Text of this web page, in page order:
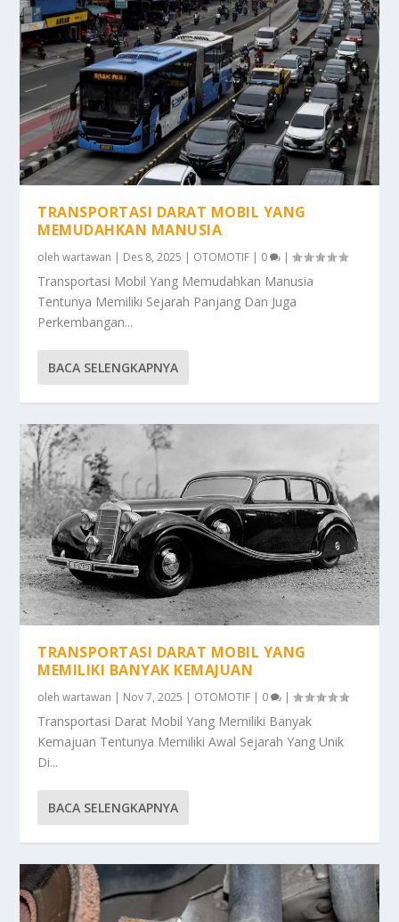
TRANSPORTASI DARAT MOBIL YANG
MEMUDAHKAN MANUSIA
olehwartawan | Des 8, 2025 | OTOMOTIF | 0 |
Transportasi Mobil Yang Memudahkan Manusia
Tentunya Memiliki Sejarah Panjang Dan Juga
Perkembangan...
BACA SELENGKAPNYA
TRANSPORTASI DARAT MOBIL YANG
MEMILIKI BANYAK KEMAJUAN
olehwartawan | Nov 7, 2025 | OTOMOTIF | 0 |
Transportasi Darat Mobil Yang Memiliki Banyak
Kemajuan Tentunya Memiliki Awal Sejarah Yang Unik
Di...
BACA SELENGKAPNYA